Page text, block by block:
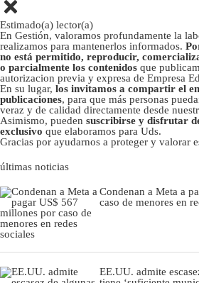
Estimado(a) lector(a)
En Gestión, valoramos profundamente la
realizamos para mantenerlos informados.
no está permitido, reproducir,
o parcialmente los contenidos que
autorizacion previa y expresa de Empresa
En su lugar, los invitamos a compartir el
publicaciones, para que más personas
veraz y de calidad directamente desde
Asimismo, pueden suscribirse y disfrutar
exclusivo que elaboramos para Uds.
Gracias por ayudarnos a proteger y valorar
últimas noticias
Condenan a Meta a
caso de menores en
EE.UU. admite